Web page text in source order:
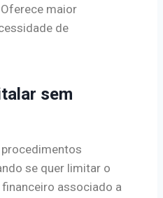
maior
de
sem
se quer limitar o
associado a